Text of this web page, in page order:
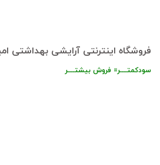
فروشگاه اینترنتی آرایشی بهداشتی
سودکمتــــر= فروش بیشتــــر